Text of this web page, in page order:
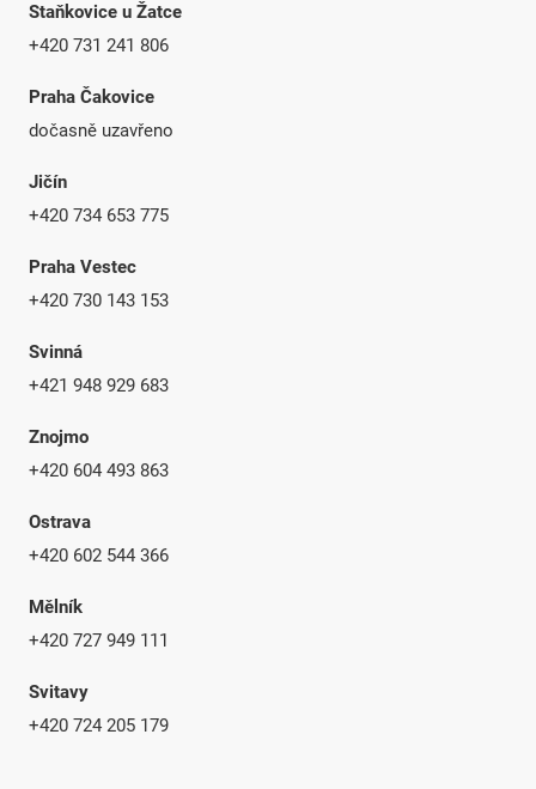
Staňkovice u Žatce
+420 731 241 806
Praha Čakovice
dočasně uzavřeno
Jičín
+420 734 653 775
Praha Vestec
+420 730 143 153
Svinná
+421 948 929 683
Znojmo
+420 604 493 863
Ostrava
+420 602 544 366
Mělník
+420 727 949 111
Svitavy
+420 724 205 179